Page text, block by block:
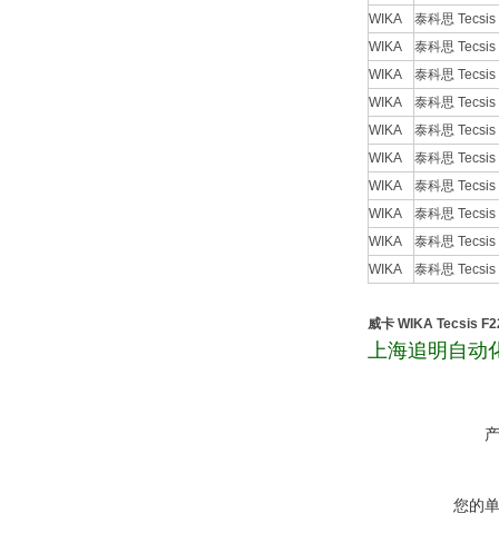
WIKA
泰科思 Tecsis
WIKA
泰科思 Tecsis
WIKA
泰科思 Tecsis
WIKA
泰科思 Tecsis
WIKA
泰科思 Tecsis
WIKA
泰科思 Tecsis
WIKA
泰科思 Tecsis
WIKA
泰科思 Tecsis
WIKA
泰科思 Tecsis
WIKA
泰科思 Tecsis
威卡 WIKA Tecsis
上海追明自动
您的